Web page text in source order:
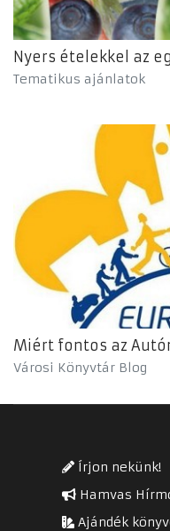
Nyers ételekkel az
Tematikus ajánlatok
Miért fontos az
Városi Könyvtár Blog
Írjon nekünk!
Hamvas
Ajándék